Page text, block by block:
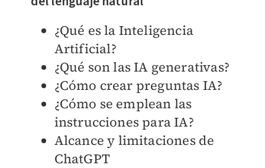
¿Qué es la Inteligencia
Artificial?
¿Qué son las IA generativas?
¿Cómo crear preguntas IA?
¿Cómo se emplean las
instrucciones para IA?
Alcance y limitaciones de
ChatGPT